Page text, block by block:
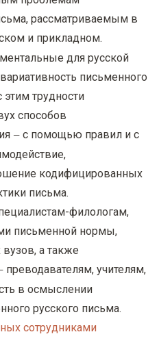
рассматриваемым в
и прикладном.
для русской
письменного
трудности
способов
— с помощью правил и с
кодифицированных
письма.
филологам,
письменной нормы,
а также
преводавателям, учителям,
в осмыслении
русского письма.
сотрудниками